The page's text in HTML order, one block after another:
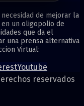
de mejorar la
un oligopolio de
que da el
una prensa alternativa
Virtual:
Youtube
reservados